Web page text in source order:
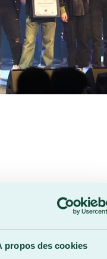
propos des cookies
scène remarqué
a également